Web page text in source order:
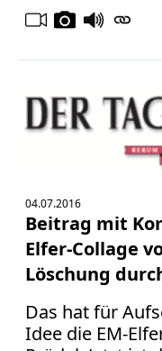
04.07.2016
Beitrag mit
Elfer-Collage
Löschung
Das hat für
Idee die EM-